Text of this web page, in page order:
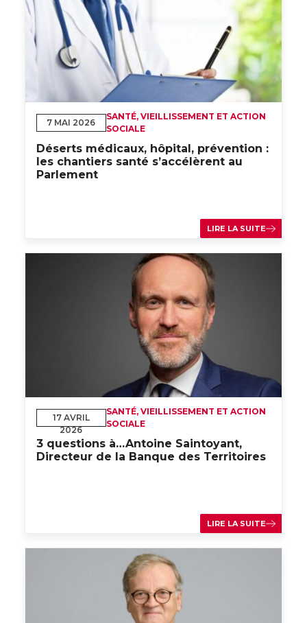
7 MAI 2026
SANTÉ, VIEILLISSEMENT ET ACTION
SOCIALE
Déserts médicaux, hôpital, prévention :
les chantiers santé s’accélèrent au
Parlement
LIRE LA SUITE
17 AVRIL
2026
SANTÉ, VIEILLISSEMENT ET ACTION
SOCIALE
3 questions à…Antoine Saintoyant,
Directeur de la Banque des Territoires
LIRE LA SUITE